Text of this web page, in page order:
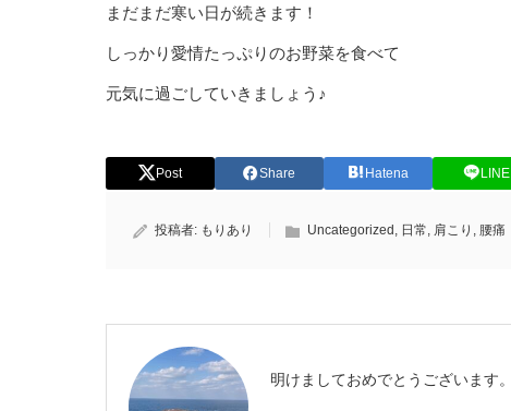
まだまだ寒い日が続きます！
しっかり愛情たっぷりのお野菜を食べて
元気に過ごしていきましょう♪
Post Share Hatena LINE
投稿者: もりあり Uncategorized 日常 肩こり 腰痛
明けましておめでとうございます。